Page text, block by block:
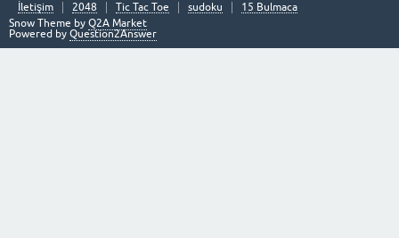
İletişim 2048 Tic Tac Toe sudoku
15 Bulmaca
Snow Theme by Q2A Market
Powered by Question2Answer